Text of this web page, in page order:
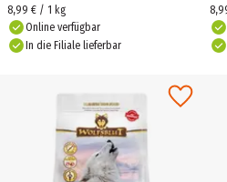
8,99 € / 1 kg
Online verfügbar
In die Filiale lieferbar